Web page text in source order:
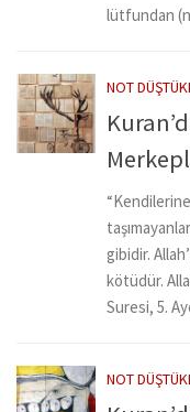
lütfundan
NOT
gibidir.
kötüdür.
Suresi, 5.
NOT